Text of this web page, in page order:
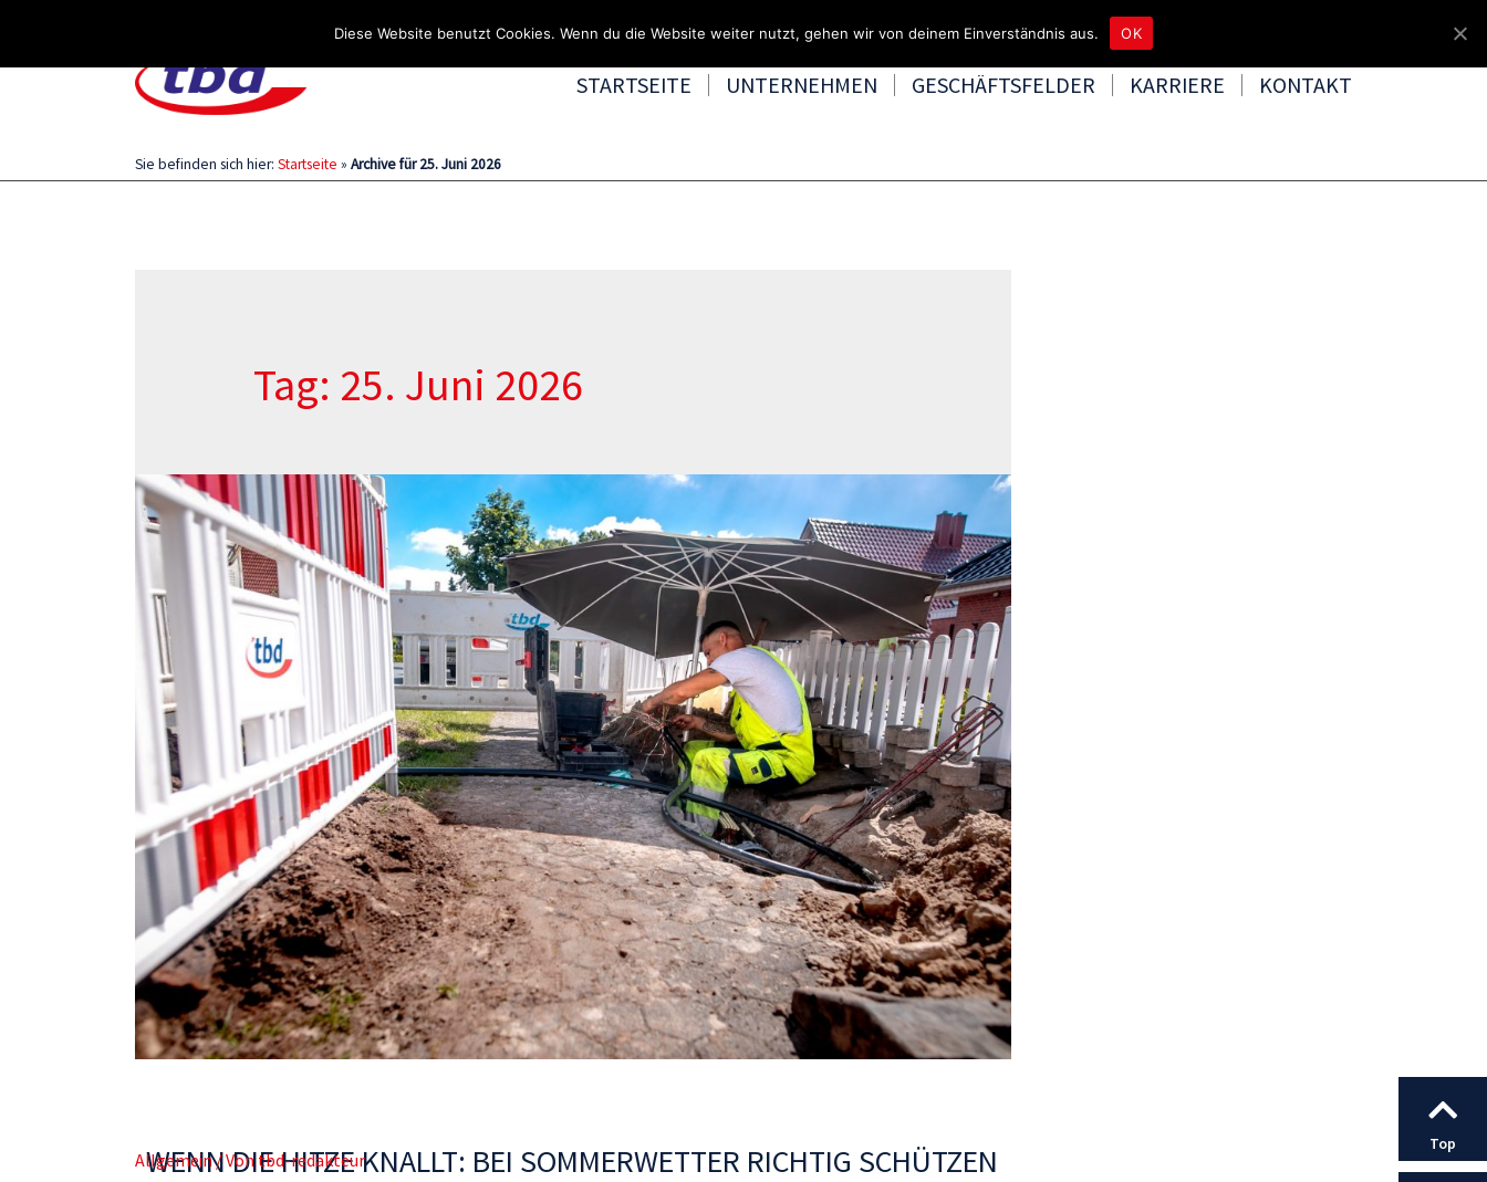
STARTSEITE UNTERNEHMEN GESCHÄFTSFELDER KARRIERE KONTAKT
Sie befinden sich hier: Startseite » Archive für 25. Juni 2026
Top
Tag: 25. Juni 2026
WENN DIE HITZE KNALLT: BEI SOMMERWETTER RICHTIG SCHÜTZEN
Allgemein/ Vontbd-redakteur
Diese Website benutzt Cookies. Wenn du die Website weiter nutzt, gehen wir von deinem Einverständnis aus. OK